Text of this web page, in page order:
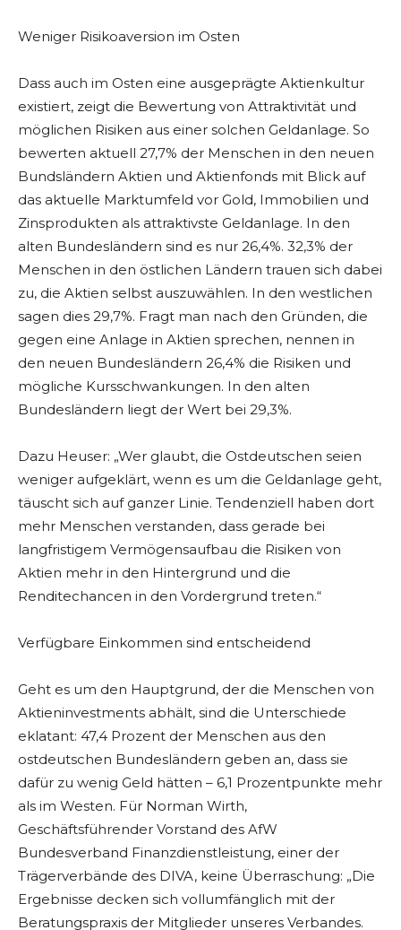
Weniger Risikoaversion im Osten
Dass auch im Osten eine ausgeprägte Aktienkultur
existiert, zeigt die Bewertung von Attraktivität und
möglichen Risiken aus einer solchen Geldanlage. So
bewerten aktuell 27,7% der Menschen in den neuen
Bundsländern Aktien und Aktienfonds mit Blick auf
das aktuelle Marktumfeld vor Gold, Immobilien und
Zinsprodukten als attraktivste Geldanlage. In den
alten Bundesländern sind es nur 26,4%. 32,3% der
Menschen in den östlichen Ländern trauen sich dabei
zu, die Aktien selbst auszuwählen. In den westlichen
sagen dies 29,7%. Fragt man nach den Gründen, die
gegen eine Anlage in Aktien sprechen, nennen in
den neuen Bundesländern 26,4% die Risiken und
mögliche Kursschwankungen. In den alten
Bundesländern liegt der Wert bei 29,3%.
Dazu Heuser: „Wer glaubt, die Ostdeutschen seien
weniger aufgeklärt, wenn es um die Geldanlage geht,
täuscht sich auf ganzer Linie. Tendenziell haben dort
mehr Menschen verstanden, dass gerade bei
langfristigem Vermögensaufbau die Risiken von
Aktien mehr in den Hintergrund und die
Renditechancen in den Vordergrund treten.“
Verfügbare Einkommen sind entscheidend
Geht es um den Hauptgrund, der die Menschen von
Aktieninvestments abhält, sind die Unterschiede
eklatant: 47,4 Prozent der Menschen aus den
ostdeutschen Bundesländern geben an, dass sie
dafür zu wenig Geld hätten – 6,1 Prozentpunkte mehr
als im Westen. Für Norman Wirth,
Geschäftsführender Vorstand des AfW
Bundesverband Finanzdienstleistung, einer der
Trägerverbände des DIVA, keine Überraschung: „Die
Ergebnisse decken sich vollumfänglich mit der
Beratungspraxis der Mitglieder unseres Verbandes.